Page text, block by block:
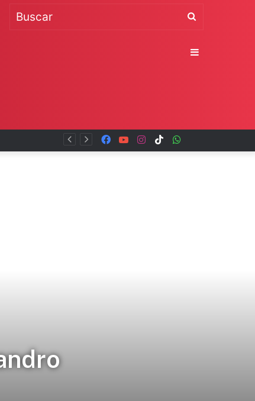
TikTok
Instagram
YouTube
Facebook
Buscar
Switch
Sidebar